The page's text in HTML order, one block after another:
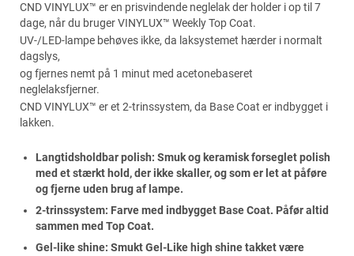
CND VINYLUX™ er en prisvindende neglelak der holder i op til 7
dage, når du bruger VINYLUX™ Weekly Top Coat.
UV-/LED-lampe behøves ikke, da laksystemet hærder i normalt
dagslys,
og fjernes nemt på 1 minut med acetonebaseret
neglelaksfjerner.
CND VINYLUX™ er et 2-trinssystem, da Base Coat er indbygget i
lakken.
Langtidsholdbar polish: Smuk og keramisk forseglet polish
med et stærkt hold, der ikke skaller, og som er let at påføre
og fjerne uden brug af lampe.
2-trinssystem: Farve med indbygget Base Coat. Påfør altid
sammen med Top Coat.
Gel-like shine: Smukt Gel-Like high shine takket være